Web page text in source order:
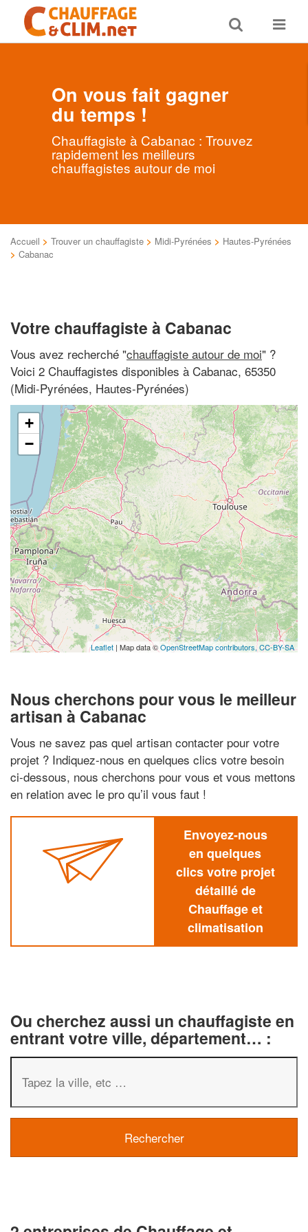
Toggle
search
Toggle
On vous fait gagner
du temps !
Chauffagiste à Cabanac : Trouvez
rapidement les meilleurs
chauffagistes autour de moi
Accueil > Trouver un chauffagiste > Midi-Pyrénées > Hautes-Pyrénées
> Cabanac
Votre chauffagiste à Cabanac
Vous avez recherché "chauffagiste autour de moi" ?
Voici 2 Chauffagistes disponibles à Cabanac, 65350
(Midi-Pyrénées, Hautes-Pyrénées)
+
−
Leaflet | Map data ©OpenStreetMap contributors,CC-BY-SA
Nous cherchons pour vous le meilleur
artisan à Cabanac
Vous ne savez pas quel artisan contacter pour votre
projet ? Indiquez-nous en quelques clics votre besoin
ci-dessous, nous cherchons pour vous et vous mettons
en relation avec le pro qu’il vous faut !
Envoyez-nous
en quelques
clics votre projet
détaillé de
Chauffage et
climatisation
Ou cherchez aussi un chauffagiste en
entrant votre ville, département… :